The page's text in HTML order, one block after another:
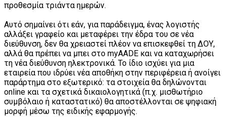
προθεσμία τριάντα ημερών.
Αυτό σημαίνει ότι εάν, για παράδειγμα, ένας λογιστής
αλλάξει γραφείο και μεταφέρει την έδρα του σε νέα
διεύθυνση, δεν θα χρειαστεί πλέον να επισκεφθεί τη ΔΟΥ,
αλλά θα πρέπει να μπει στο myAADE και να καταχωρήσει
τη νέα διεύθυνση ηλεκτρονικά. Το ίδιο ισχύει για μια
εταιρεία που ιδρύει νέα αποθήκη στην περιφέρεια ή ανοίγει
παράρτημα στο εξωτερικό: τα στοιχεία θα δηλώνονται
online και τα σχετικά δικαιολογητικά (π.χ. μισθωτήριο
συμβόλαιο ή καταστατικό) θα αποστέλλονται σε ψηφιακή
μορφή μέσω της ειδικής εφαρμογής.